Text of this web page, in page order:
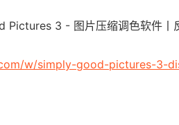
w/simply-good-pictures-3-